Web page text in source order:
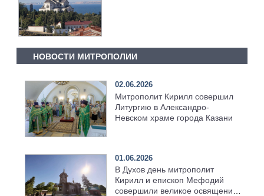
НОВОСТИ МИТРОПОЛИИ
02.06.2026
Митрополит Кирилл совершил
Литургию в Александро-
Невском храме города Казани
01.06.2026
В Духов день митрополит
Кирилл и епископ Мефодий
совершили великое освящение